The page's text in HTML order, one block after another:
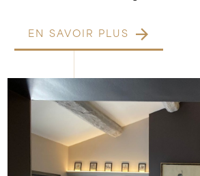
EN SAVOIR PLUS